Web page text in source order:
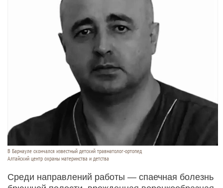
В Барнауле скончался известный детский травматолог-ортопед
Алтайский центр охраны материнства и детства
Среди направлений работы — спаечная болезнь